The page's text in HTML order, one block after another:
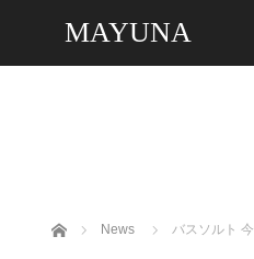
MAYUNA
ホーム News バスソルト